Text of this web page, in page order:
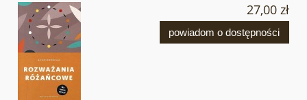
27,00 zł
powiadom o dostępności